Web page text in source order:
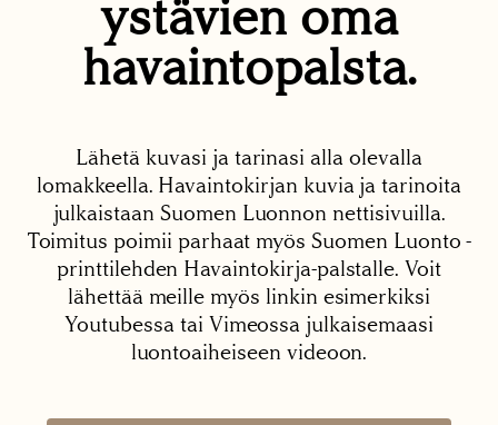
ystävien oma
havaintopalsta.
Lähetä kuvasi ja tarinasi alla olevalla
lomakkeella. Havaintokirjan kuvia ja tarinoita
julkaistaan Suomen Luonnon nettisivuilla.
Toimitus poimii parhaat myös Suomen Luonto -
printtilehden Havaintokirja-palstalle. Voit
lähettää meille myös linkin esimerkiksi
Youtubessa tai Vimeossa julkaisemaasi
luontoaiheiseen videoon.